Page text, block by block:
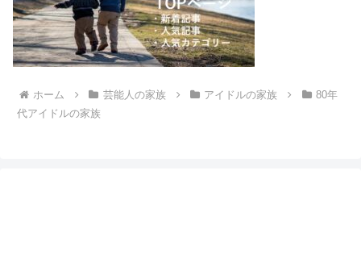
ホーム 芸能人の家族 アイドルの家族
80年
代アイドルの家族